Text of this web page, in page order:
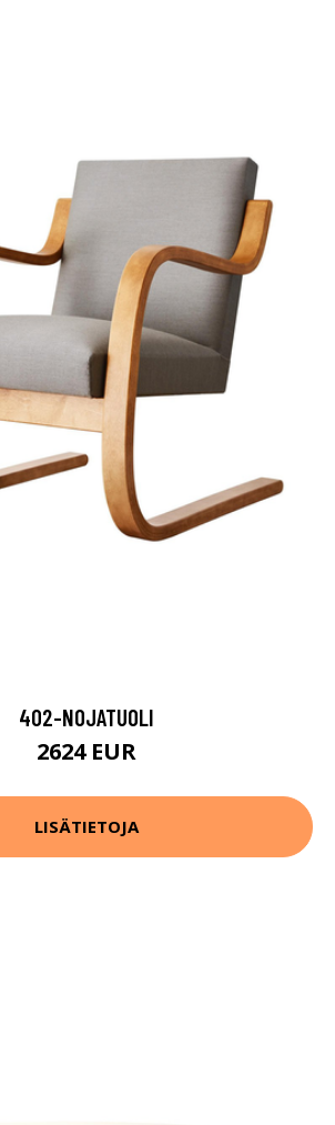
402-NOJATUOLI
2624 EUR
LISÄTIETOJA